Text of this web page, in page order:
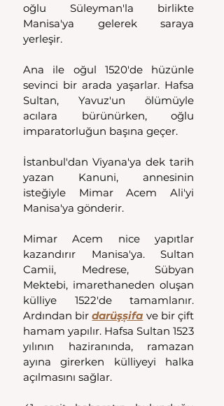
oğlu Süleyman'la birlikte
Manisa'ya gelerek saraya
yerleşir.
Ana ile oğul 1520'de hüzünle
sevinci bir arada yaşarlar. Hafsa
Sultan, Yavuz'un ölümüyle
acılara bürünürken, oğlu
imparatorluğun başına geçer.
İstanbul'dan Viyana'ya dek tarih
yazan Kanuni, annesinin
isteğiyle Mimar Acem Ali'yi
Manisa'ya gönderir.
Mimar Acem nice yapıtlar
kazandırır Manisa'ya. Sultan
Camii, Medrese, Sübyan
Mektebi, imarethaneden oluşan
külliye 1522'de tamamlanır.
Ardından bir darüşșifa ve bir çift
hamam yapılır. Hafsa Sultan 1523
yılının haziranında, ramazan
ayına girerken külliyeyi halka
açılmasını sağlar.